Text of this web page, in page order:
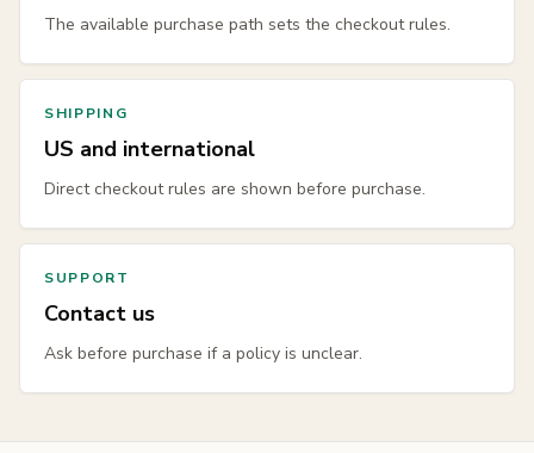
The available purchase path sets the checkout rules.
SHIPPING
US and international
Direct checkout rules are shown before purchase.
SUPPORT
Contact us
Ask before purchase if a policy is unclear.